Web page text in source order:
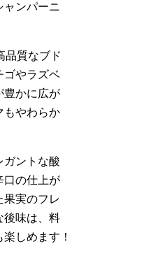
ャンパーニ
品質なブド
ゴやラズベ
豊かに広が
もやわらか
ガントな酸
口の仕上が
果実のフレ
後味は、料
しめます！